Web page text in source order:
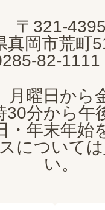
CITY
〒321-
真岡市荒町
82-1111
曜日から
30分から午
・年末年始
については
い。